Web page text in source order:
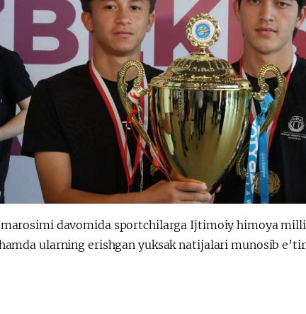
davomida sportchilarga Ijtimoiy himoya
ularning erishgan yuksak natijalari munosib